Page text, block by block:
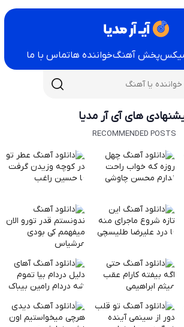
پخش آهنگخواننده هاتماس با ما
های آی آر مدیا
RECOMMENDED POSTS